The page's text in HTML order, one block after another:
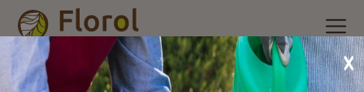
Accueil Nos produits /Arrosage/Pompes et récupérateurs
d'eau/ Socle pour récupérateur d'eau 200 et 300 litres